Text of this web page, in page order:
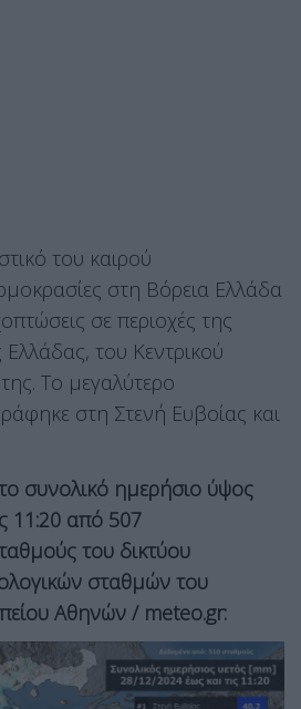
του καιρού
στη Βόρεια Ελλάδα
σε περιοχές της
Ελλάδας, του Κεντρικού
Το μεγαλύτερο
στη Στενή Ευβοίας και
συνολικό ημερήσιο ύψος
11:20 από 507
του δικτύου
σταθμών του
Αθηνών / meteo.gr: